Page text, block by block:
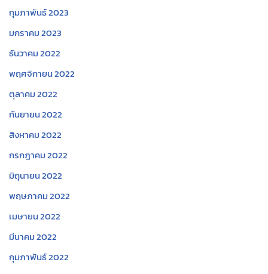
กุมภาพันธ์ 2023
มกราคม 2023
ธันวาคม 2022
พฤศจิกายน 2022
ตุลาคม 2022
กันยายน 2022
สิงหาคม 2022
กรกฎาคม 2022
มิถุนายน 2022
พฤษภาคม 2022
เมษายน 2022
มีนาคม 2022
กุมภาพันธ์ 2022